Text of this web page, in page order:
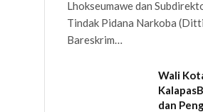
Lhokseumawe dan
Tindak Pidana Narkoba
Bareskrim…
Wali
dan